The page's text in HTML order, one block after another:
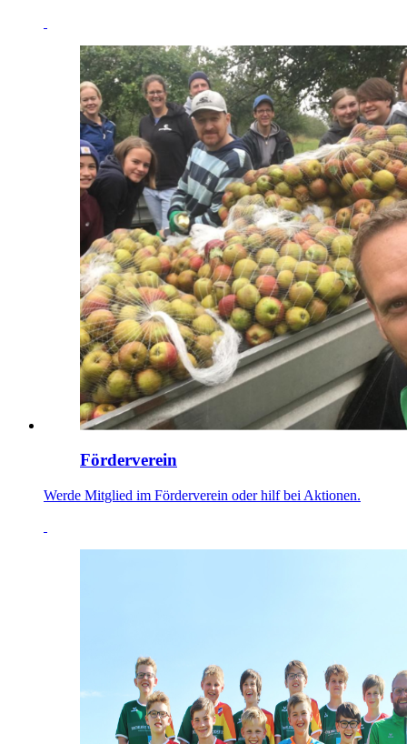
Förderverein
Werde Mitglied im Förderverein oder hilf bei Aktionen.